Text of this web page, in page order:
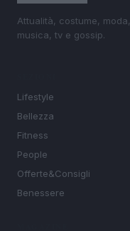
Attualità, costume,
musica, tv e gossip.
Lifestyle
Bellezza
Fitness
People
Offerte&Consigli
Benessere